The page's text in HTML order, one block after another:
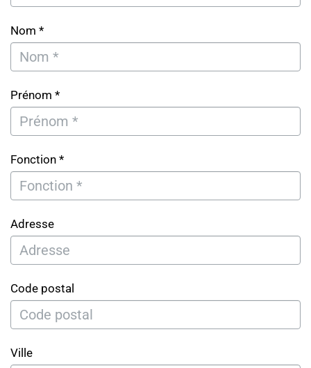
Nom *
Prénom *
Fonction *
Adresse
Code postal
Ville